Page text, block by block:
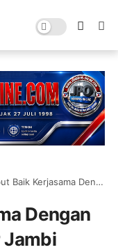
Korsel, Pjs. Gubernur Jambi Sudirman: Kedepankan Regulasi Peraturan Perundang-undangan
Dengan
Jambi